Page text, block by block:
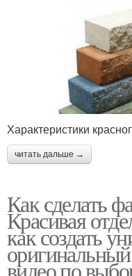
Характеристики
читать дальше →
Как сделать
Красивая
как создать
видео по